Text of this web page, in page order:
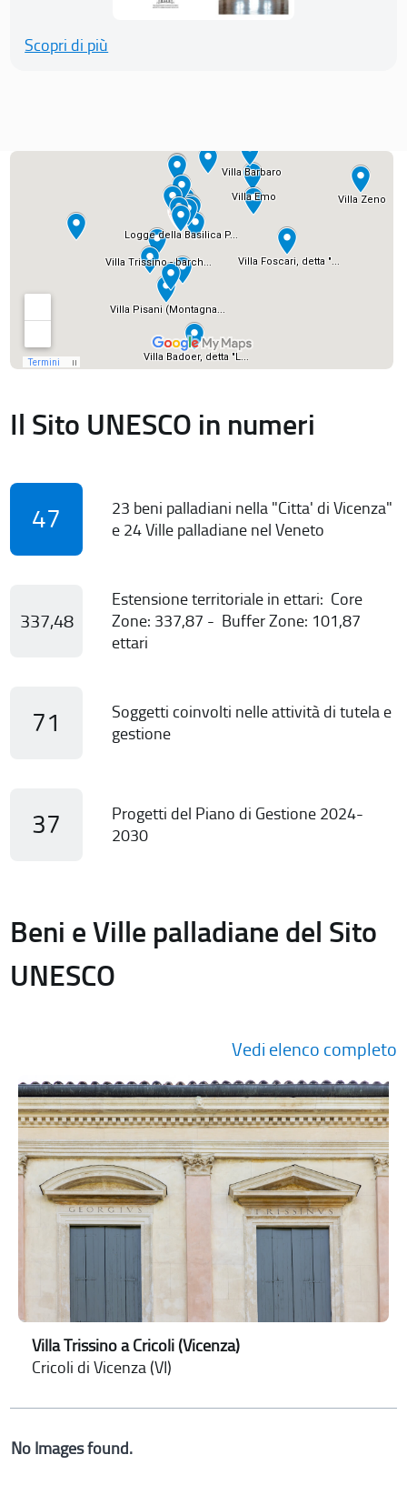
Scopri di più
Il Sito UNESCO in numeri
47
23 beni palladiani nella "Citta' di Vicenza"
e 24 Ville palladiane nel Veneto
337,48
Estensione territoriale in ettari: Core
Zone: 337,87 - Buffer Zone: 101,87
ettari
71
Soggetti coinvolti nelle attività di tutela e
gestione
37
Progetti del Piano di Gestione 2024-
2030
Beni e Ville palladiane del Sito
UNESCO
Vedi elenco completo
Villa Trissino a Cricoli (Vicenza)
Cricoli di Vicenza (VI)
No Images found.